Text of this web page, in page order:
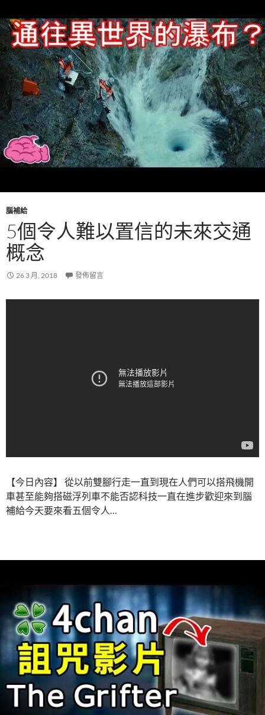
腦補給
5個令人難以置信的未來交通
概念
26 3 月, 2018 發佈留言
【今日內容】 從以前雙腳行走一直到現在人們可以搭飛機開
車甚至能夠搭磁浮列車不能否認科技一直在進步歡迎來到腦
補給今天要來看五個令人…